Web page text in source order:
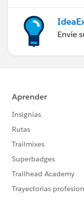
Envíe